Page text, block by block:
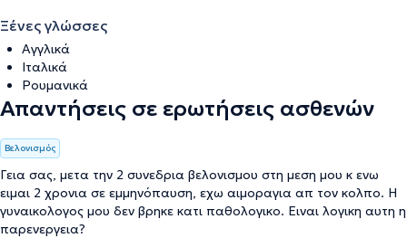
Ξένες γλώσσες
Αγγλικά
Ιταλικά
Ρουμανικά
Απαντήσεις σε ερωτήσεις ασθενών
Βελονισμός
Γεια σας, μετα την 2 συνεδρια βελονισμου στη μεση μου κ ενω
ειμαι 2 χρονια σε εμμηνόπαυση, εχω αιμοραγια απ τον κολπο. Η
γυναικολογος μου δεν βρηκε κατι παθολογικο. Ειναι λογικη αυτη η
παρενεργεια?